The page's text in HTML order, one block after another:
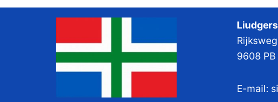
9608
E-mail: